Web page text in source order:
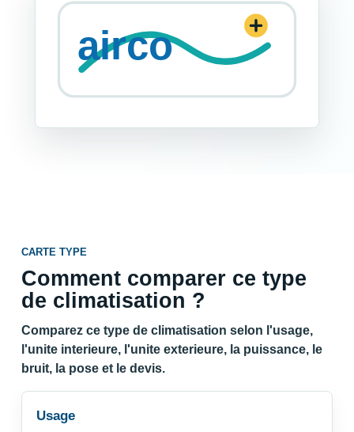
CARTE TYPE
Comment comparer ce type
de climatisation ?
Comparez ce type de climatisation selon l'usage,
l'unite interieure, l'unite exterieure, la puissance, le
bruit, la pose et le devis.
Usage